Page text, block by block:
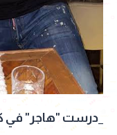
_درست "هاجر" في